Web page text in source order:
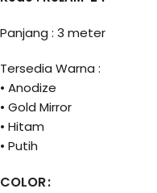
Panjang : 3 meter
Tersedia Warna :
• Anodize
• Gold Mirror
• Hitam
• Putih
COLOR